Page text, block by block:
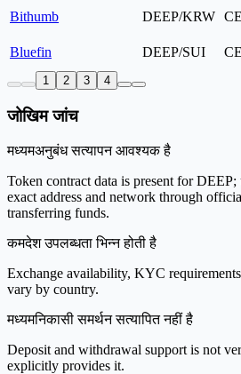
Bithumb
DEEP/KRW
Bluefin
DEEP/SUI
1 2 3 4
जोखिम जांच
मध्यमअनुबंध सत्यापन आवश्यक है
Token contract data is present for
exact address and network through
transferring funds.
कमदेश उपलब्धता भिन्न होती है
Exchange availability, KYC
vary by country.
मध्यमनिकासी समर्थन सत्यापित नहीं है
Deposit and withdrawal support is not
explicitly provides it.